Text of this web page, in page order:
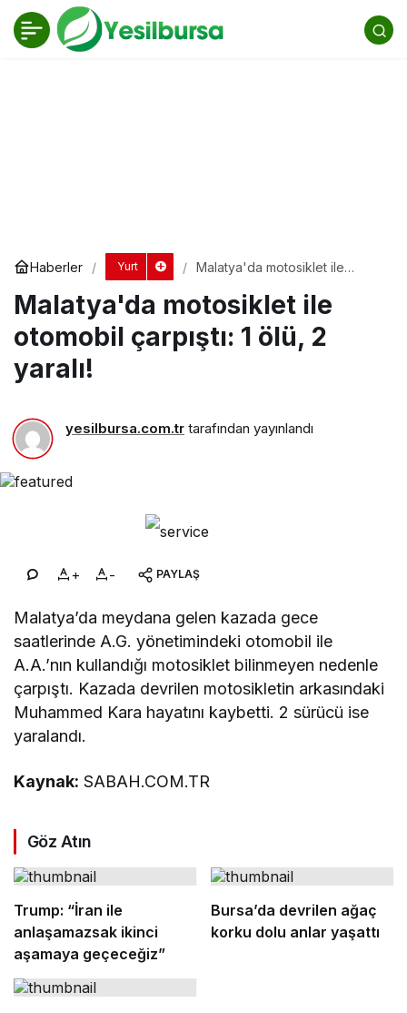
Haberler Yurt
Malatya'da motosiklet ile
Malatya'da motosiklet ile
otomobil çarpıştı: 1 ölü, 2
yaralı!
yesilbursa.com.tr tarafından yayınlandı
+ - PAYLAŞ
Malatya’da meydana gelen kazada gece
saatlerinde A.G. yönetimindeki otomobil ile
A.A.’nın kullandığı motosiklet bilinmeyen nedenle
çarpıştı. Kazada devrilen motosikletin arkasındaki
Muhammed Kara hayatını kaybetti. 2 sürücü ise
yaralandı.
Kaynak: SABAH.COM.TR
Göz Atın
Trump: “İran ile
anlaşamazsak ikinci
aşamaya geçeceğiz”
Bursa’da devrilen ağaç
korku dolu anlar yaşattı
Malatya'da motosiklet ile otomobil çarpıştı: 1